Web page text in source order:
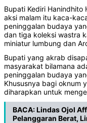
Bupati Kediri Hanindhito
aksi malam itu kaca-
peninggalan budaya
dan tiga koleksi wastra
miniatur lumbung dan
Bupati yang akrab
masyarakat bilamana
peninggalan budaya
Khususnya bagi oknum
diharapkan untuk
BACA:Lindas Ojol
Pelanggaran Berat,